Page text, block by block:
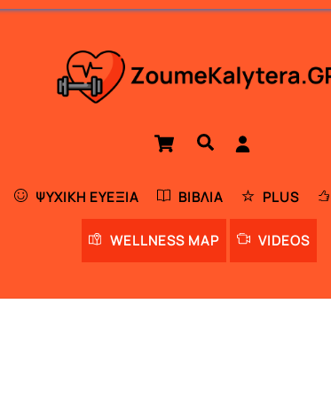
Cart Αναζήτηση
ΨΥΧΙΚΉ ΕΥΕΞΊΑ ΒΙΒΛΊΑ PLUS
WELLNESS MAP VIDEOS